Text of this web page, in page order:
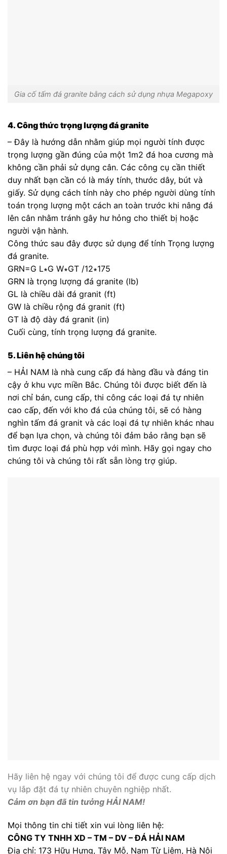
Gia cố tấm đá granite bằng cách sử dụng nhựa Megapoxy
4. Công thức trọng lượng đá granite
– Đây là hướng dẫn nhằm giúp mọi người tính được
trọng lượng gần đúng của một 1m2 đá hoa cương mà
không cần phải sử dụng cân. Các công cụ cần thiết
duy nhất bạn cần có là máy tính, thước dây, bút và
giấy. Sử dụng cách tính này cho phép người dùng tính
toán trọng lượng một cách an toàn trước khi nâng đá
lên cân nhằm tránh gây hư hỏng cho thiết bị hoặc
người vận hành.
Công thức sau đây được sử dụng để tính Trọng lượng
đá granite.
GRN=G L∗G W∗GT /12∗175
GRN là trọng lượng đá granite (lb)
GL là chiều dài đá granit (ft)
GW là chiều rộng đá granit (ft)
GT là độ dày đá granit (in)
Cuối cùng, tính trọng lượng đá granite.
5. Liên hệ chúng tôi
– HẢI NAM là nhà cung cấp đá hàng đầu và đáng tin
cậy ở khu vực miền Bắc. Chúng tôi được biết đến là
nơi chỉ bán, cung cấp, thi công các loại đá tự nhiên
cao cấp, đến với kho đá của chúng tôi, sẽ có hàng
nghìn tấm đá granit và các loại đá tự nhiên khác nhau
để bạn lựa chọn, và chúng tôi đảm bảo rằng bạn sẽ
tìm được loại đá phù hợp với mình. Hãy gọi ngay cho
chúng tôi và chúng tôi rất sẵn lòng trợ giúp.
Hãy liên hệ ngay với chúng tôi để được cung cấp dịch
vụ lắp đặt đá tự nhiên chuyên nghiệp nhất.
Cảm ơn bạn đã tin tưởng HẢI NAM!
Mọi thông tin chi tiết xin vui lòng liên hệ:
CÔNG TY TNHH XD – TM – DV – ĐÁ HẢI NAM
Địa chỉ: 173 Hữu Hưng, Tây Mỗ, Nam Từ Liêm, Hà Nội